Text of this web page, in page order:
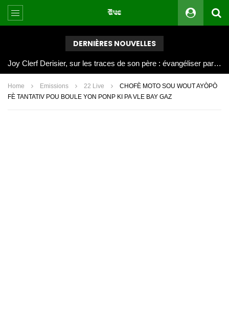
DERNIÈRES NOUVELLES
Joy Clerf Derisier, sur les traces de son père : évangéliser par la musique
Home Emissions 22 Live
CHOFÈ MOTO SOU WOUT AYÒPÒ
FÈ TANTATIV POU BOULE YON PONP KI PA VLE BAY GAZ